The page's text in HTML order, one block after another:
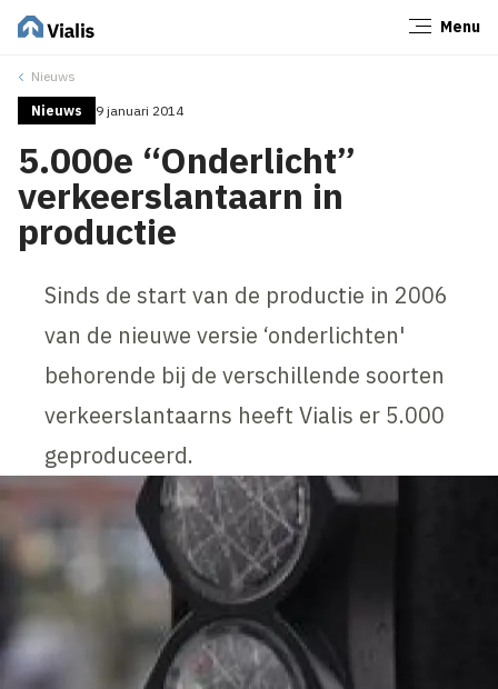
Menu
Nieuws
Nieuws 9 januari 2014
5.000e “Onderlicht”
verkeerslantaarn in
productie
Sinds de start van de productie in 2006
van de nieuwe versie ‘onderlichten'
behorende bij de verschillende soorten
verkeerslantaarns heeft Vialis er 5.000
geproduceerd.
Sluiten